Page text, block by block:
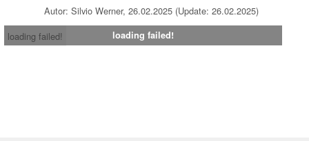
Autor: Silvio Werner, 26.02.2025 (Update: 26.02.2025)
loading failed!
loading failed!